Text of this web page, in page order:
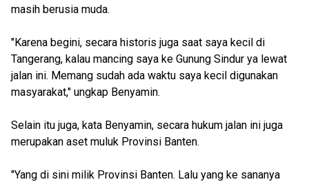
masih berusia muda.
"Karena begini, secara historis juga saat saya kecil di
Tangerang, kalau mancing saya ke Gunung Sindur ya lewat
jalan ini. Memang sudah ada waktu saya kecil digunakan
masyarakat," ungkap Benyamin.
Selain itu juga, kata Benyamin, secara hukum jalan ini juga
merupakan aset muluk Provinsi Banten.
"Yang di sini milik Provinsi Banten. Lalu yang ke sananya